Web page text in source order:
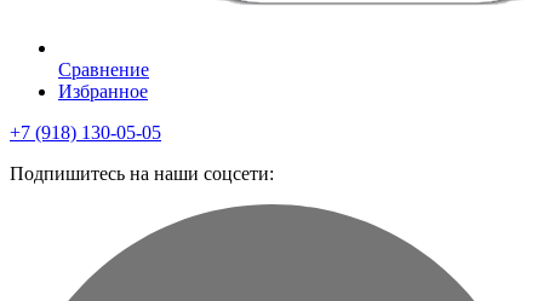
Сравнение
Избранное
+7 (918) 130-05-05
Подпишитесь на наши соцсети: